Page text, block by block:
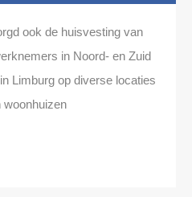
ook de huisvesting van
in Noord- en Zuid
Limburg op diverse locaties
woonhuizen